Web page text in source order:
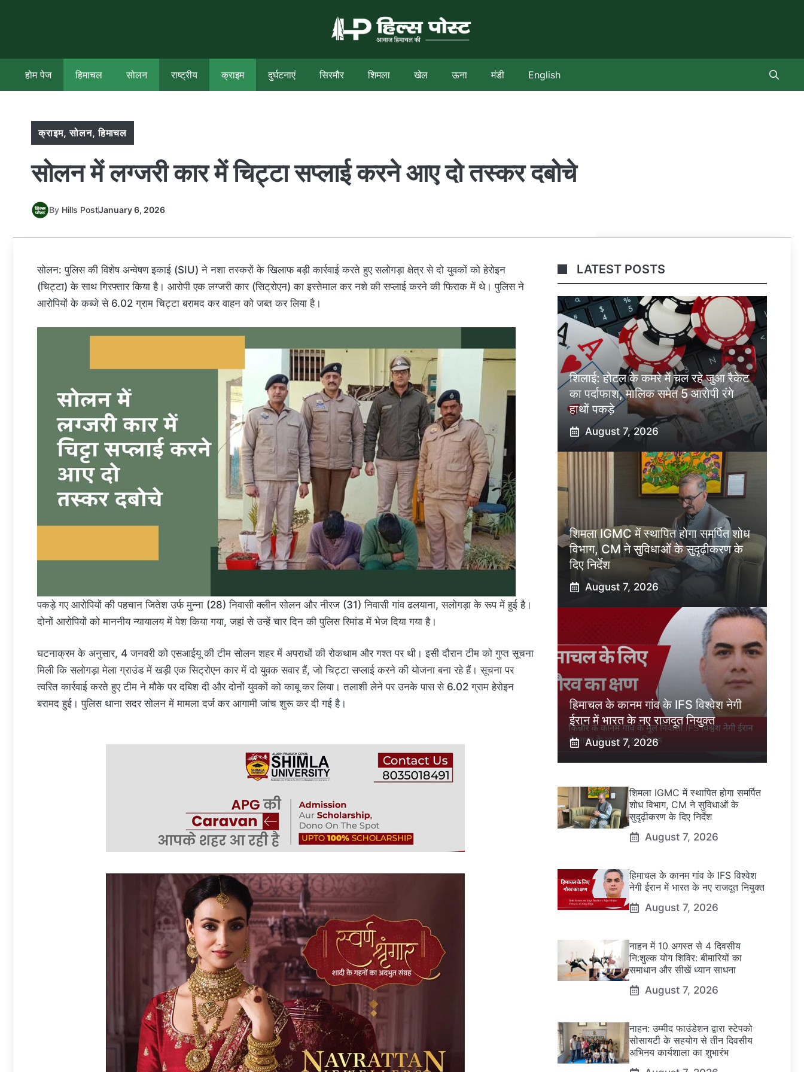
होम पेज हिमाचल सोलन राष्ट्रीय क्राइम दुर्घटनाएं सिरमौर शिमला खेल ऊना मंडी English
क्राइम,सोलन,हिमाचल
सोलन में लग्जरी कार में चिट्टा सप्लाई करने आए दो तस्कर दबोचे
By Hills PostJanuary 6, 2026
सोलन: पुलिस की विशेष अन्वेषण इकाई (SIU) ने नशा तस्करों के खिलाफ बड़ी कार्रवाई करते हुए सलोगड़ा क्षेत्र से दो युवकों को हेरोइन
(चिट्टा) के साथ गिरफ्तार किया है। आरोपी एक लग्जरी कार (सिट्रोएन) का इस्तेमाल कर नशे की सप्लाई करने की फिराक में थे। पुलिस ने
आरोपियों के कब्जे से 6.02 ग्राम चिट्टा बरामद कर वाहन को जब्त कर लिया है।
पकड़े गए आरोपियों की पहचान जितेश उर्फ मुन्ना (28) निवासी क्लीन सोलन और नीरज (31) निवासी गांव ढलयाना, सलोगड़ा के रूप में हुई है।
दोनों आरोपियों को माननीय न्यायालय में पेश किया गया, जहां से उन्हें चार दिन की पुलिस रिमांड में भेज दिया गया है।
घटनाक्रम के अनुसार, 4 जनवरी को एसआईयू की टीम सोलन शहर में अपराधों की रोकथाम और गश्त पर थी। इसी दौरान टीम को गुप्त सूचना
मिली कि सलोगड़ा मेला ग्राउंड में खड़ी एक सिट्रोएन कार में दो युवक सवार हैं, जो चिट्टा सप्लाई करने की योजना बना रहे हैं। सूचना पर
त्वरित कार्रवाई करते हुए टीम ने मौके पर दबिश दी और दोनों युवकों को काबू कर लिया। तलाशी लेने पर उनके पास से 6.02 ग्राम हेरोइन
बरामद हुई। पुलिस थाना सदर सोलन में मामला दर्ज कर आगामी जांच शुरू कर दी गई है।
LATEST POSTS
शिलाई: होटल के कमरे में चल रहे जुआ रैकेट
का पर्दाफाश, मालिक समेत 5 आरोपी रंगे
हाथों पकड़े
August 7, 2026
शिमला IGMC में स्थापित होगा समर्पित शोध
विभाग, CM ने सुविधाओं के सुदृढ़ीकरण के
दिए निर्देश
August 7, 2026
हिमाचल के कानम गांव के IFS विश्वेश नेगी
ईरान में भारत के नए राजदूत नियुक्त
August 7, 2026
शिमला IGMC में स्थापित होगा समर्पित
शोध विभाग, CM ने सुविधाओं के
सुदृढ़ीकरण के दिए निर्देश
August 7, 2026
हिमाचल के कानम गांव के IFS विश्वेश
नेगी ईरान में भारत के नए राजदूत नियुक्त
August 7, 2026
नाहन में 10 अगस्त से 4 दिवसीय
नि:शुल्क योग शिविर: बीमारियों का
समाधान और सीखें ध्यान साधना
August 7, 2026
नाहन: उम्मीद फाउंडेशन द्वारा स्टेपको
सोसायटी के सहयोग से तीन दिवसीय
अभिनय कार्यशाला का शुभारंभ